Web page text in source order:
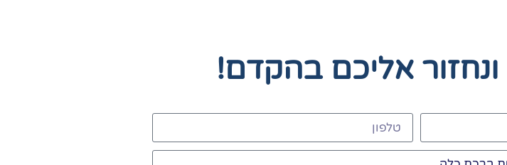
ונחזור אליכם בהקדם!